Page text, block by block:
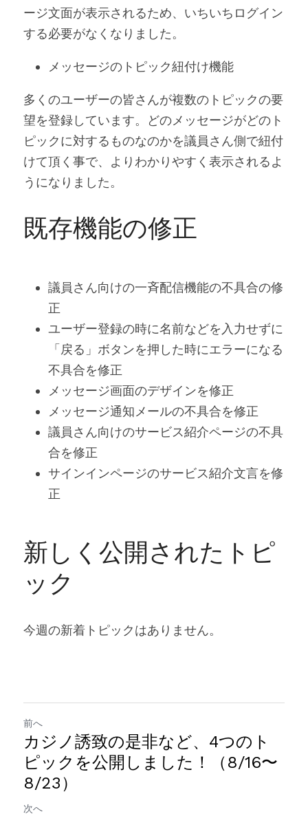
ージ文面が表示されるため、いちいちログイン
する必要がなくなりました。
メッセージのトピック紐付け機能
多くのユーザーの皆さんが複数のトピックの要
望を登録しています。どのメッセージがどのト
ピックに対するものなのかを議員さん側で紐付
けて頂く事で、よりわかりやすく表示されるよ
うになりました。
既存機能の修正
議員さん向けの一斉配信機能の不具合の修
正
ユーザー登録の時に名前などを入力せずに
「戻る」ボタンを押した時にエラーになる
不具合を修正
メッセージ画面のデザインを修正
メッセージ通知メールの不具合を修正
議員さん向けのサービス紹介ページの不具
合を修正
サインインページのサービス紹介文言を修
正
新しく公開されたトピ
ック
今週の新着トピックはありません。
前へ
カジノ誘致の是非など、4つのト
ピックを公開しました！（8/16〜
8/23）
次へ